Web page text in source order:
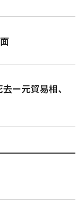
ー元貿易相、